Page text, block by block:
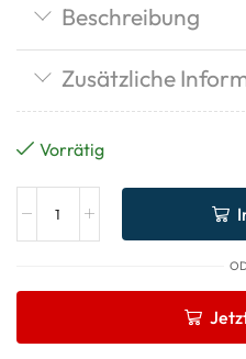
Beschreibung
Zusätzliche
Vorrätig